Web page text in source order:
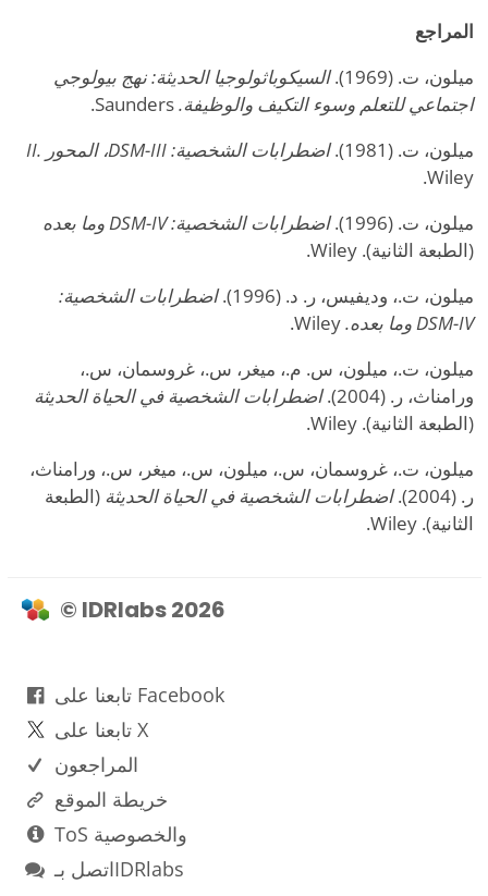
المراجع
ميلون، ت. (1969).
السيكوباثولوجيا الحديثة: نهج بيولوجي
اجتماعي للتعلم وسوء التكيف والوظيفة.
ميلون، ت. (1981).
اضطرابات الشخصية: DSM-III، المحور II.
Wiley.
ميلون، ت. (1996).
اضطرابات الشخصية: DSM-IV وما بعده
(الطبعة الثانية). Wiley.
ميلون، ت.، وديفيس، ر. د. (1996).
اضطرابات الشخصية:
DSM-IV وما بعده.
ميلون، ت.، ميلون، س. م.، ميغر، س.، غروسمان، س.،
ورامناث، ر. (2004).
اضطرابات الشخصية في الحياة الحديثة
(الطبعة الثانية). Wiley.
ميلون، ت.، غروسمان، س.، ميلون، س.، ميغر، س.، ورامناث،
ر. (2004).
اضطرابات الشخصية في الحياة الحديثة (الطبعة
الثانية). Wiley.
© IDRlabs 2026
تابعنا على Facebook
تابعنا على X
المراجعون
خريطة الموقع
ToS والخصوصية
اتصل بـIDRlabs